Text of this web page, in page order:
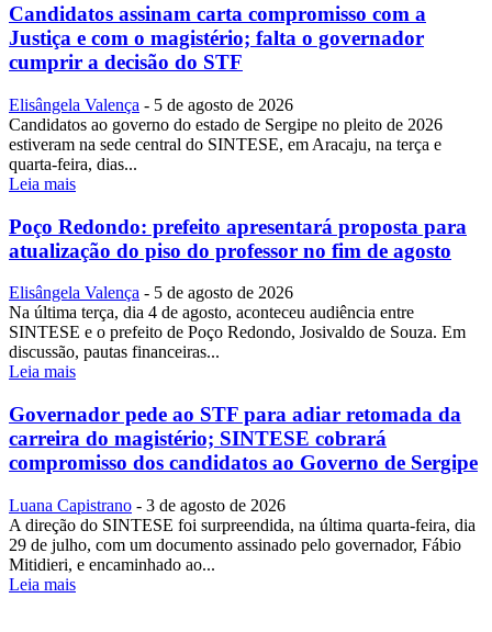
Candidatos assinam carta compromisso com a
Justiça e com o magistério; falta o governador
cumprir a decisão do STF
Elisângela Valença - 5 de agosto de 2026
Candidatos ao governo do estado de Sergipe no pleito de 2026
estiveram na sede central do SINTESE, em Aracaju, na terça e
quarta-feira, dias...
Leia mais
Poço Redondo: prefeito apresentará proposta para
atualização do piso do professor no fim de agosto
Elisângela Valença - 5 de agosto de 2026
Na última terça, dia 4 de agosto, aconteceu audiência entre
SINTESE e o prefeito de Poço Redondo, Josivaldo de Souza. Em
discussão, pautas financeiras...
Leia mais
Governador pede ao STF para adiar retomada da
carreira do magistério; SINTESE cobrará
compromisso dos candidatos ao Governo de Sergipe
Luana Capistrano - 3 de agosto de 2026
A direção do SINTESE foi surpreendida, na última quarta-feira, dia
29 de julho, com um documento assinado pelo governador, Fábio
Mitidieri, e encaminhado ao...
Leia mais